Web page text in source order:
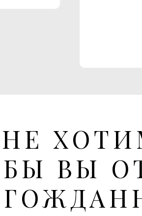
ВЫ